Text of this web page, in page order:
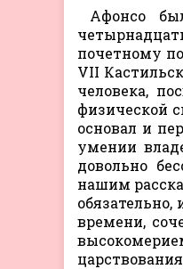
Афонсо
почетному
VII
человека,
физической
основал и
умении
довольно
нашим
времени,